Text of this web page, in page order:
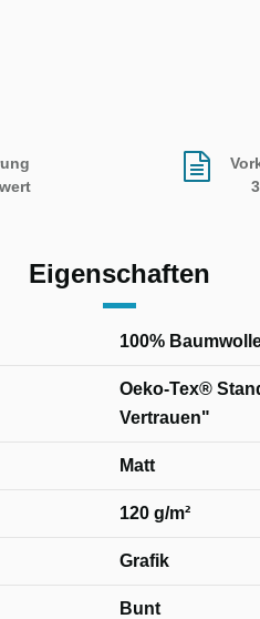
Eigenschaften
100%
Oeko-Tex®
Vertrauen"
Matt
120 g/m²
Grafik
Bunt